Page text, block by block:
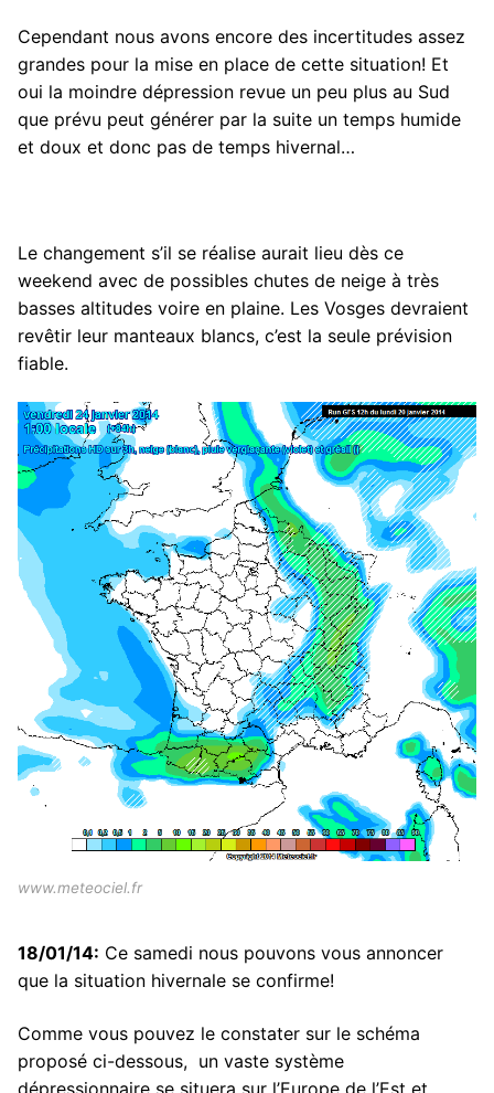
Cependant nous avons encore des incertitudes assez
grandes pour la mise en place de cette situation! Et
oui la moindre dépression revue un peu plus au Sud
que prévu peut générer par la suite un temps humide
et doux et donc pas de temps hivernal…
Le changement s’il se réalise aurait lieu dès ce
weekend avec de possibles chutes de neige à très
basses altitudes voire en plaine. Les Vosges devraient
revêtir leur manteaux blancs, c’est la seule prévision
fiable.
www.meteociel.fr
18/01/14: Ce samedi nous pouvons vous annoncer
que la situation hivernale se confirme!
Comme vous pouvez le constater sur le schéma
proposé ci-dessous, un vaste système
dépressionnaire se situera sur l’Europe de l’Est et